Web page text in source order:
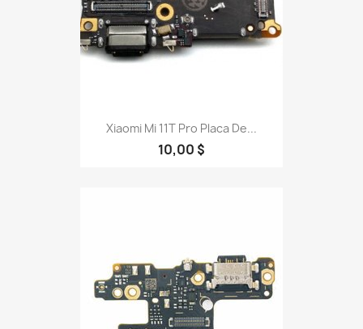
Xiaomi Mi 11T Pro Placa De...
10,00 $